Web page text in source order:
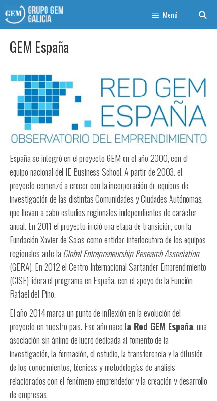
Menú
GEM España
España se integró en el proyecto GEM en el año 2000, con el
equipo nacional del IE Business School. A partir de 2003, el
proyecto comenzó a crecer con la incorporación de equipos de
investigación de las distintas Comunidades y Ciudades Autónomas,
que llevan a cabo estudios regionales independientes de carácter
anual. En 2011 el proyecto inició una etapa de transición, con la
Fundación Xavier de Salas como entidad interlocutora de los equipos
regionales ante la Global Entrepreneurship Research Association
(GERA). En 2012 el Centro Internacional Santander Emprendimiento
(CISE) lidera el programa en España, con el apoyo de la Función
Rafael del Pino.
El año 2014 marca un punto de inflexión en la evolución del
proyecto en nuestro país. Ese año nace la Red GEM España, una
asociación sin ánimo de lucro dedicada al fomento de la
investigación, la formación, el estudio, la transferencia y la difusión
de los conocimientos, técnicas y metodologías de análisis
relacionados con el fenómeno emprendedor y la creación y desarrollo
de empresas.